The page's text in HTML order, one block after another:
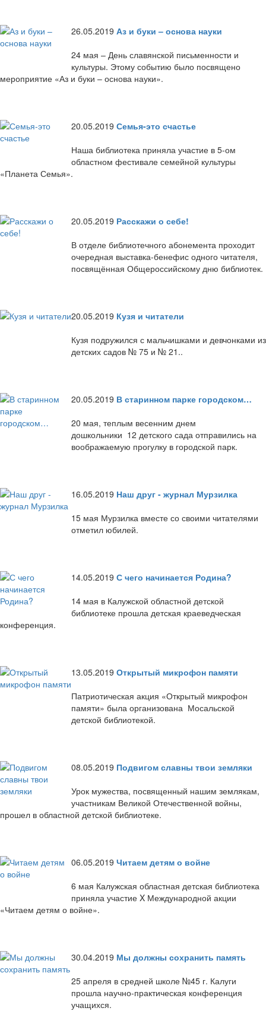
26.05.2019 Аз и буки – основа науки
24 мая – День славянской письменности и
культуры. Этому событию было посвящено
мероприятие «Аз и буки – основа науки».
20.05.2019 Семья-это счастье
Наша библиотека приняла участие в 5-ом
областном фестивале семейной культуры
«Планета Семья».
20.05.2019 Расскажи о себе!
В отделе библиотечного абонемента проходит
очередная выставка-бенефис одного читателя,
посвящённая Общероссийскому дню библиотек.
20.05.2019 Кузя и читатели
Кузя подружился с мальчишками и девчонками из
детских садов № 75 и № 21..
20.05.2019 В старинном парке городском…
20 мая, теплым весенним днем
дошкольники 12 детского сада отправились на
воображаемую прогулку в городской парк.
16.05.2019 Наш друг - журнал Мурзилка
15 мая Мурзилка вместе со своими читателями
отметил юбилей.
14.05.2019 С чего начинается Родина?
14 мая в Калужской областной детской
библиотеке прошла детская краеведческая
конференция.
13.05.2019 Открытый микрофон памяти
Патриотическая акция «Открытый микрофон
памяти» была организована Мосальской
детской библиотекой.
08.05.2019 Подвигом славны твои земляки
Урок мужества, посвященный нашим землякам,
участникам Великой Отечественной войны,
прошел в областной детской библиотеке.
06.05.2019 Читаем детям о войне
6 мая Калужская областная детская библиотека
приняла участие X Международной акции
«Читаем детям о войне».
30.04.2019 Мы должны сохранить память
25 апреля в средней школе №45 г. Калуги
прошла научно-практическая конференция
учащихся.